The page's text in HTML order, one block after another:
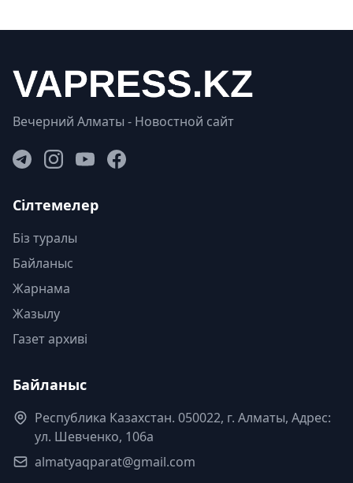
Вечерний Алматы - Новостной сайт
Сілтемелер
Біз туралы
Байланыс
Жарнама
Жазылу
Газет архиві
Байланыс
Республика Казахстан. 050022, г. Алматы, Адрес:
ул. Шевченко, 106а
almatyaqparat@gmail.com